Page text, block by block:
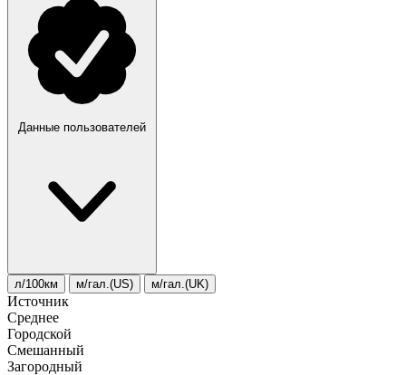
Данные пользователей
л/100км м/гал.(US) м/гал.(UK)
Источник
Среднее
Городской
Смешанный
Загородный